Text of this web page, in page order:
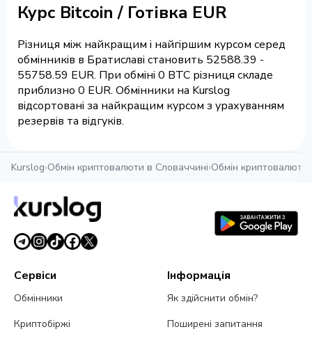
Курс Bitcoin / Готівка EUR
Різниця між найкращим і найгіршим курсом серед
обмінників в Братиславі становить 52588.39 -
55758.59 EUR. При обміні 0 BTC різниця складе
приблизно 0 EUR. Обмінники на Kurslog
відсортовані за найкращим курсом з урахуванням
резервів та відгуків.
Kurslog›Обмін криптовалюти в Словаччині›Обмін криптовалюти
Сервіси
Обмінники
Криптобіржі
Інформація
Як здійснити обмін?
Поширені запитання